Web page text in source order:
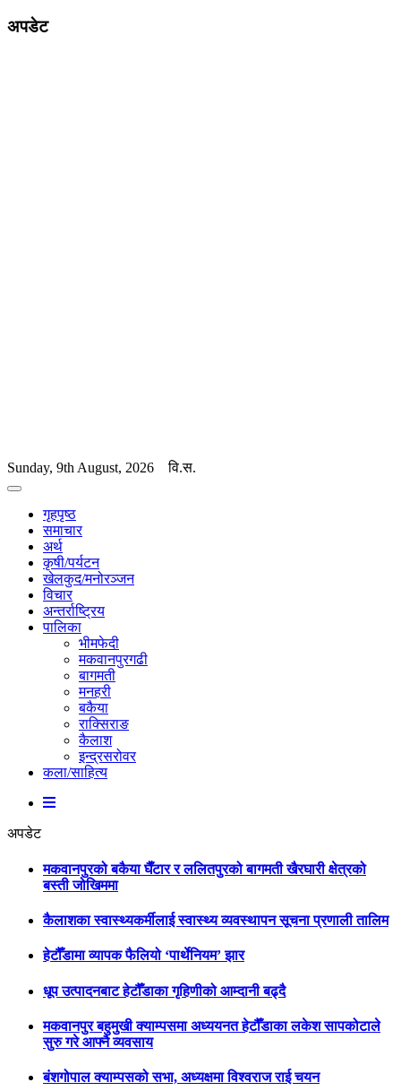
अपडेट
Sunday, 9th August, 2026 वि.स.
गृहपृष्ठ
समाचार
अर्थ
कृषी/पर्यटन
खेलकुद/मनोरञ्जन
विचार
अन्तर्राष्ट्रिय
पालिका
भीमफेदी
मकवानपुरगढी
बागमती
मनहरी
बकैया
राक्सिराङ
कैलाश
इन्द्रसरोवर
कला/साहित्य
अपडेट
मकवानपुरको बकैया घैँटार र ललितपुरको बागमती खैरघारी क्षेत्रको
बस्ती जोखिममा
कैलाशका स्वास्थ्यकर्मीलाई स्वास्थ्य व्यवस्थापन सूचना प्रणाली तालिम
हेटौँडामा व्यापक फैलियो ‘पार्थेनियम’ झार
धूप उत्पादनबाट हेटौँडाका गृहिणीको आम्दानी बढ्दै
मकवानपुर बहुमुखी क्याम्पसमा अध्ययनत हेटौँडाका लकेश सापकोटाले
सुरु गरे आफ्नै व्यवसाय
बंशगोपाल क्याम्पसको सभा, अध्यक्षमा विश्वराज राई चयन